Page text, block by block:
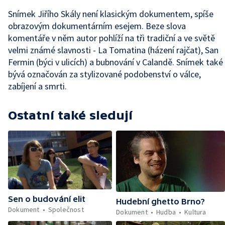
Snímek Jiřího Skály není klasickým dokumentem, spíše
obrazovým dokumentárním esejem. Beze slova
komentáře v něm autor pohlíží na tři tradiční a ve světě
velmi známé slavnosti - La Tomatina (házení rajčat), San
Fermin (býci v ulicích) a bubnování v Calandě. Snímek také
bývá označován za stylizované podobenství o válce,
zabíjení a smrti.
Ostatní také sledují
Sen o budování elit
Dokument
Společnost
Hudební ghetto Brno?
Dokument
Hudba Kultura